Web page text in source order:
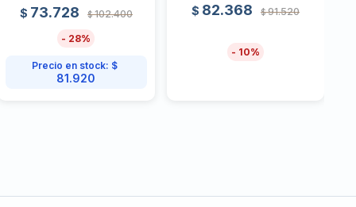
$ 73.728 $ 102.400
28
Precio en stock: $
81.920
$ 82.368 $ 91.520
10